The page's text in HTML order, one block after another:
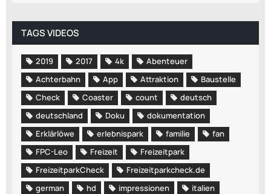
TAGS VIDEOS
2019 2017 4k
Abenteuer
Achterbahn
App Attraktion
Baustelle
Check
Coaster count
deutsch
deutschland
Doku
dokumentation
Erklärlöwe
erlebnispark familie
fan
FPC-Leo
Freizeit
Freizeitpark
FreizeitparkCheck
Freizeitparkcheck.de
german
hd impressionen
italien